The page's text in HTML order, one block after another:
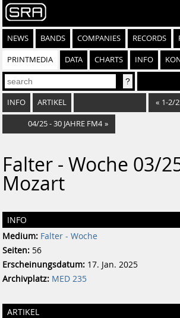
NEWS BANDS COMPANIES RECORDS
PRINTMEDIA DATA CHARTS INFO
INFO ARTIKEL «
04/25 - 30 JAHRE FM4 »
Falter - Woche 03/
Mozart
INFO
Medium: Falter - Woche
Seiten: 56
Erscheinungsdatum: 17. Jan. 2025
Archivplatz: MED 235
ARTIKEL